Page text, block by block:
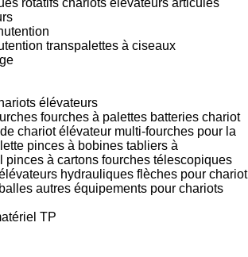
transpalettes à ciseaux
élévateurs
fourches à palettes batteries chariot
chariot élévateur multi-fourches pour la
pinces à bobines tabliers à
pinces à cartons fourches télescopiques
hydrauliques flèches pour chariot
autres équipements pour chariots
TP